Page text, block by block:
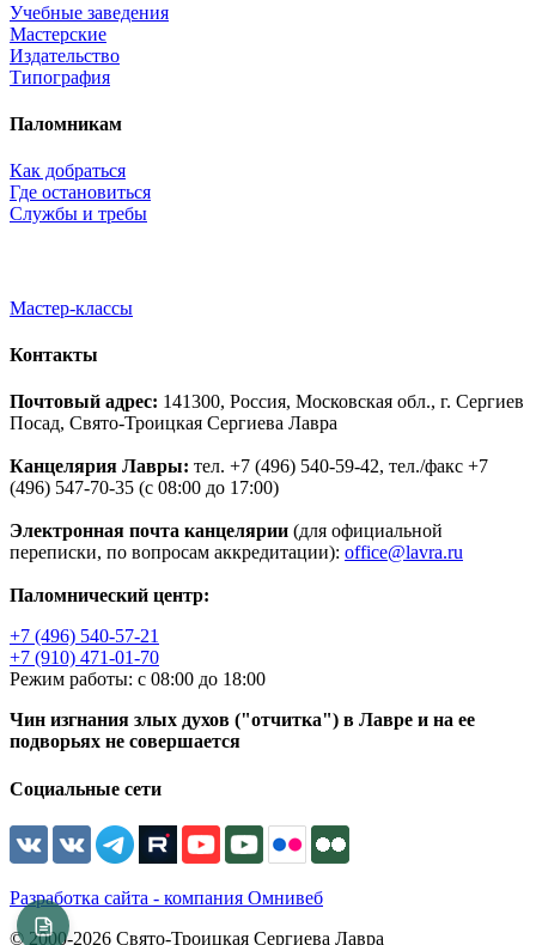
Учебные заведения
Мастерские
Издательство
Типография
Паломникам
Как добраться
Где остановиться
Службы и требы
Мастер-классы
Контакты
Почтовый адрес: 141300, Россия, Московская обл., г. Сергиев
Посад, Свято-Троицкая Сергиева Лавра
Канцелярия Лавры: тел. +7 (496) 540-59-42, тел./факс +7
(496) 547-70-35 (с 08:00 до 17:00)
Электронная почта канцелярии (для официальной
переписки, по вопросам аккредитации): office@lavra.ru
Паломнический центр:
+7 (496) 540-57-21
+7 (910) 471-01-70
Режим работы: с 08:00 до 18:00
Чин изгнания злых духов ("отчитка") в Лавре и на ее
подворьях не совершается
Социальные сети
Разработка сайта - компания Омнивеб
© 2000-2026 Свято-Троицкая Сергиева Лавра